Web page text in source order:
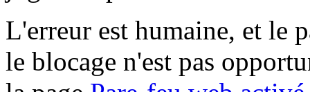
L'erreur est humaine, et le
le blocage n'est pas